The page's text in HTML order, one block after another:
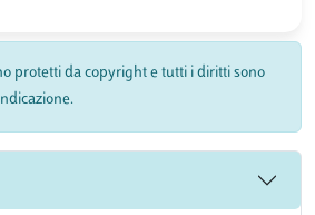
protetti da copyright e tutti i diritti sono